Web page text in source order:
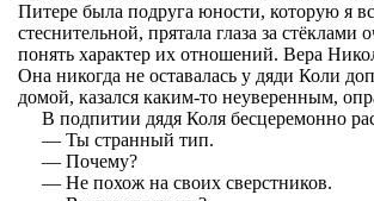
Питере была подруга юности, которую я
стеснительной, прятала глаза за
понять характер их отношений. Вера
Она никогда не оставалась у дяди Коли
домой, казался каким-то неуверенным,
В подпитии дядя Коля бесцеремонно
— Ты странный тип.
— Почему?
— Не похож на своих сверстников.